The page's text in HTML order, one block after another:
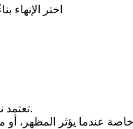
اختر
تعتمد نتائج السطح على السبيكة، وجودة الصب، وتحديد الوجه المرئي، والمعالجة المسبقة، وسمك الطلاء، وتحمل اللون، وحماية التعبئة بعد الإنهاء.
خاصة عندما يؤثر المظهر،